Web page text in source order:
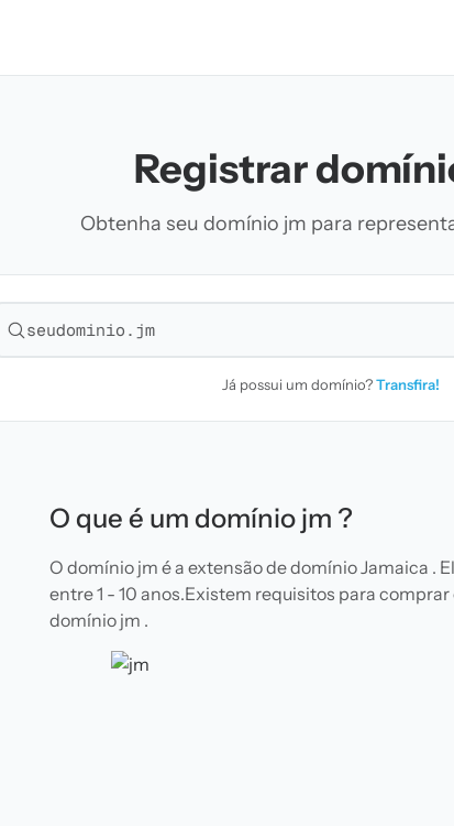
Registrar
Obtenha seu domínio jm para
Pesquisar domínio
Já possui um domínio?Transfira!
O que é um domínio jm ?
O domínio jm é a extensão de domínio Jamaica .
entre 1 - 10 anos.Existem requisitos para
domínio jm .